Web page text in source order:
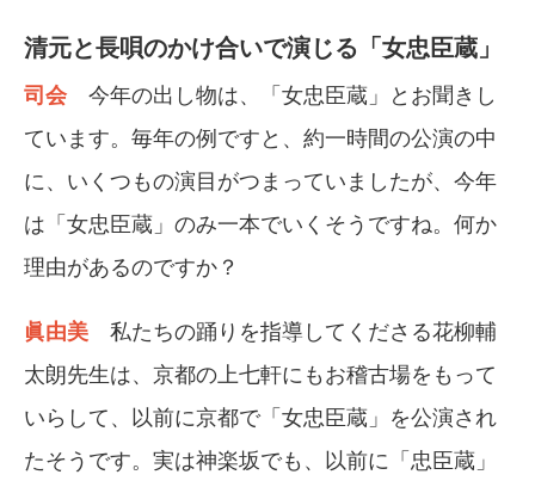
清元と長唄のかけ合いで演じる「女忠臣蔵」
司会
今年の出し物は、「女忠臣蔵」とお聞きし
ています。毎年の例ですと、約一時間の公演の中
に、いくつもの演目がつまっていましたが、今年
は「女忠臣蔵」のみ一本でいくそうですね。何か
理由があるのですか？
眞由美
私たちの踊りを指導してくださる花柳輔
太朗先生は、京都の上七軒にもお稽古場をもって
いらして、以前に京都で「女忠臣蔵」を公演され
たそうです。実は神楽坂でも、以前に「忠臣蔵」